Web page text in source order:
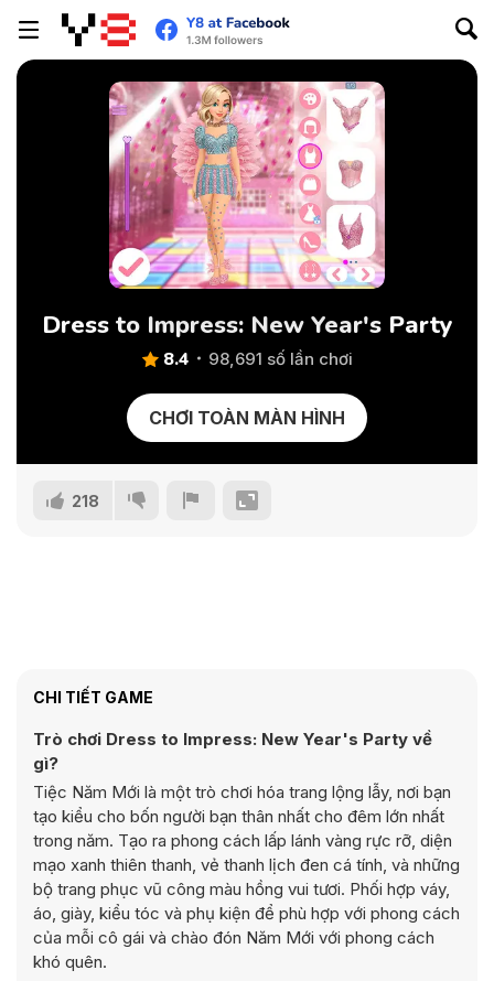
Dress to Impress: New Year's Party
8.4 98,691 số lần chơi
CHƠI TOÀN MÀN HÌNH
218
CHI TIẾT GAME
Trò chơi Dress to Impress: New Year's Party về
gì?
Tiệc Năm Mới là một trò chơi hóa trang lộng lẫy, nơi bạn
tạo kiểu cho bốn người bạn thân nhất cho đêm lớn nhất
trong năm. Tạo ra phong cách lấp lánh vàng rực rỡ, diện
mạo xanh thiên thanh, vẻ thanh lịch đen cá tính, và những
bộ trang phục vũ công màu hồng vui tươi. Phối hợp váy,
áo, giày, kiểu tóc và phụ kiện để phù hợp với phong cách
của mỗi cô gái và chào đón Năm Mới với phong cách
khó quên.